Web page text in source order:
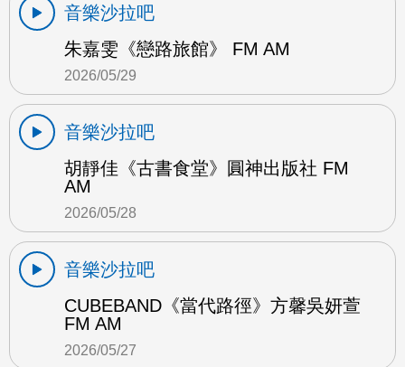
音樂沙拉吧
朱嘉雯《戀路旅館》 FM AM
2026/05/29
音樂沙拉吧
胡靜佳《古書食堂》圓神出版社 FM
AM
2026/05/28
音樂沙拉吧
CUBEBAND《當代路徑》方馨吳妍萱
FM AM
2026/05/27